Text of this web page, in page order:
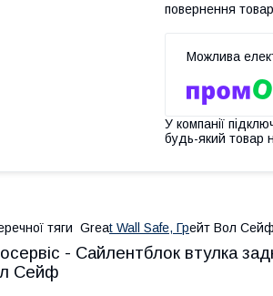
повернення
У компанії
будь-який товар
тяги Great Wall Safe, Грейт Вол Сейф
- Сайлентблок втулка
Сейф